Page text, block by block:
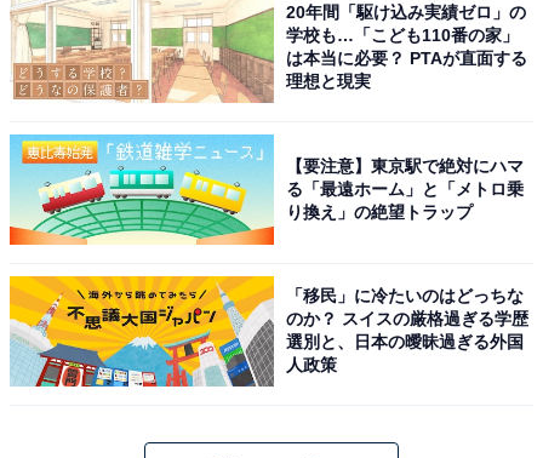
1 2
20年間「駆け込み実績ゼロ」の
学校も…「こども110番の家」
は本当に必要？ PTAが直面する
理想と現実
【要注意】東京駅で絶対にハマ
る「最遠ホーム」と「メトロ乗
り換え」の絶望トラップ
「移民」に冷たいのはどっちな
のか？ スイスの厳格過ぎる学歴
選別と、日本の曖昧過ぎる外国
人政策